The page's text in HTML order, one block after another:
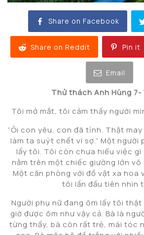
Share on Facebook
Share on Reddit Pin it
Email
Thử thách Anh Hùng 7-
Tôi mở mắt, tôi cảm thấy người
“Ôi con yêu, con đã tỉnh. Thật
làm ta suýt chết vì sợ.” Một người
lấy tôi. Tôi còn chưa hiểu việc gì
nằm trên một chiếc giường lớn
Một căn phòng với đồ vật xa hoa
tôi lần đầu tiên nhìn
Người phụ nữ đang ôm lấy tôi
giờ được ôm như vậy cả. Bà là
từng thấy, bà còn rất trẻ, mái tóc